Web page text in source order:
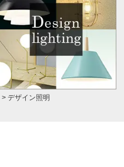
> デザイン照明